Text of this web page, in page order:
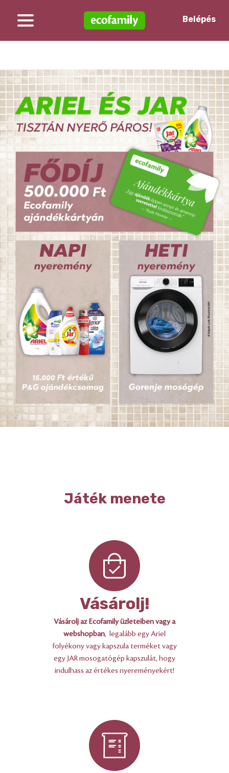
Belépés
Nincs regisztrációm
Nyeremények
Kódfeltöltés
Nyertesek
GY.I.K.
Játék menete
Vásárolj!
Vásárolj az Ecofamily üzleteiben vagy a
webshopban, legalább egy Ariel
folyékony vagy kapszula terméket vagy
egy JAR mosogatógép kapszulát, hogy
indulhass az értékes nyereményekért!